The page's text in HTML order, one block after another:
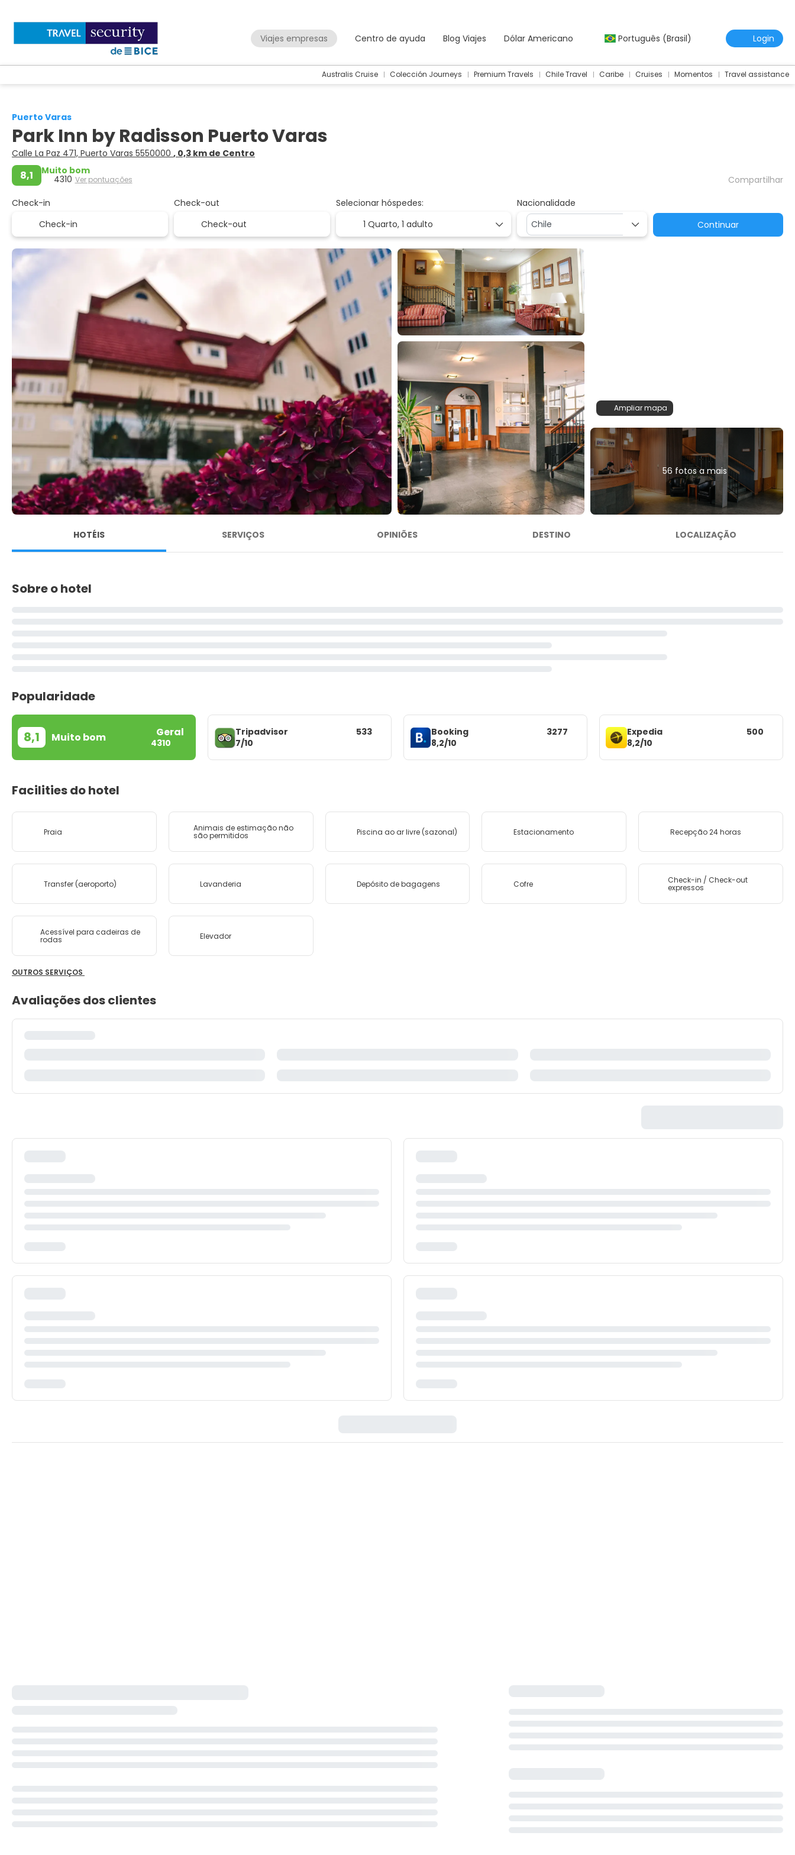
Viajes empresas Centro de ayuda Blog Viajes Dólar Americano Português (Brasil) Login
Australis Cruise Colección Journeys Premium Travels Chile Travel Caribe Cruises Momentos Travel assistance
Puerto Varas
Park Inn by Radisson Puerto Varas
Calle La Paz 471, Puerto Varas 5550000 , 0,3 km de Centro
8,1 Muito bom
4310 Ver pontuações
Compartilhar
Check-in
Check-out
Selecionar hóspedes:
1 Quarto, 1 adulto
Nacionalidade
Continuar
Ampliar mapa
56 fotos a mais
HOTÉIS SERVIÇOS OPINIÕES DESTINO LOCALIZAÇÃO
Sobre o hotel
Popularidade
8,1 Muito bom Geral
4310
Tripadvisor
7/10
533
Booking
8,2/10
3277
Expedia
8,2/10
500
Facilities do hotel
Praia Animais de estimação não
são permitidos Piscina ao ar livre (sazonal) Estacionamento Recepção 24 horas
Transfer (aeroporto) Lavanderia Depósito de bagagens Cofre Check-in / Check-out
expressos
Acessível para cadeiras de
rodas Elevador
OUTROS SERVIÇOS
Avaliações dos clientes